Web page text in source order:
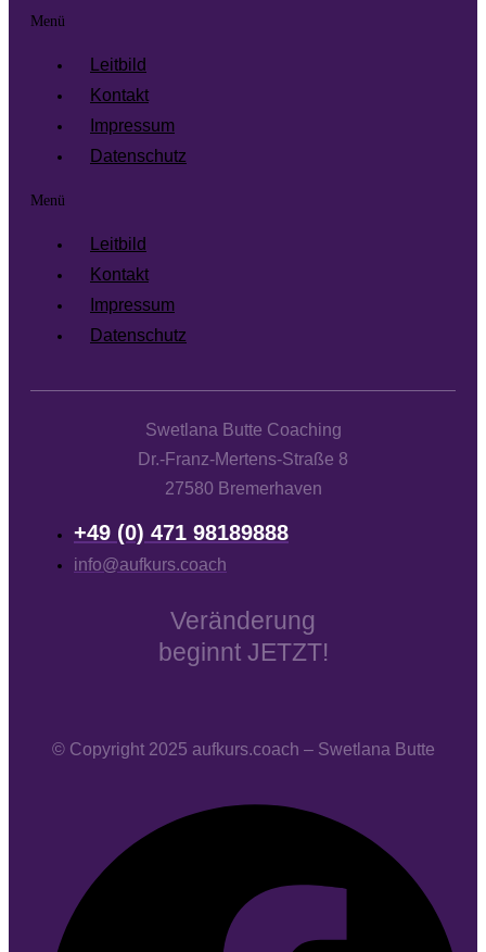
Menü
Leitbild
Kontakt
Impressum
Datenschutz
Menü
Leitbild
Kontakt
Impressum
Datenschutz
Swetlana Butte Coaching
Dr.-Franz-Mertens-Straße 8
27580 Bremerhaven
+49 (0) 471 98189888
info@aufkurs.coach
Veränderung
beginnt JETZT!
© Copyright 2025 aufkurs.coach – Swetlana Butte